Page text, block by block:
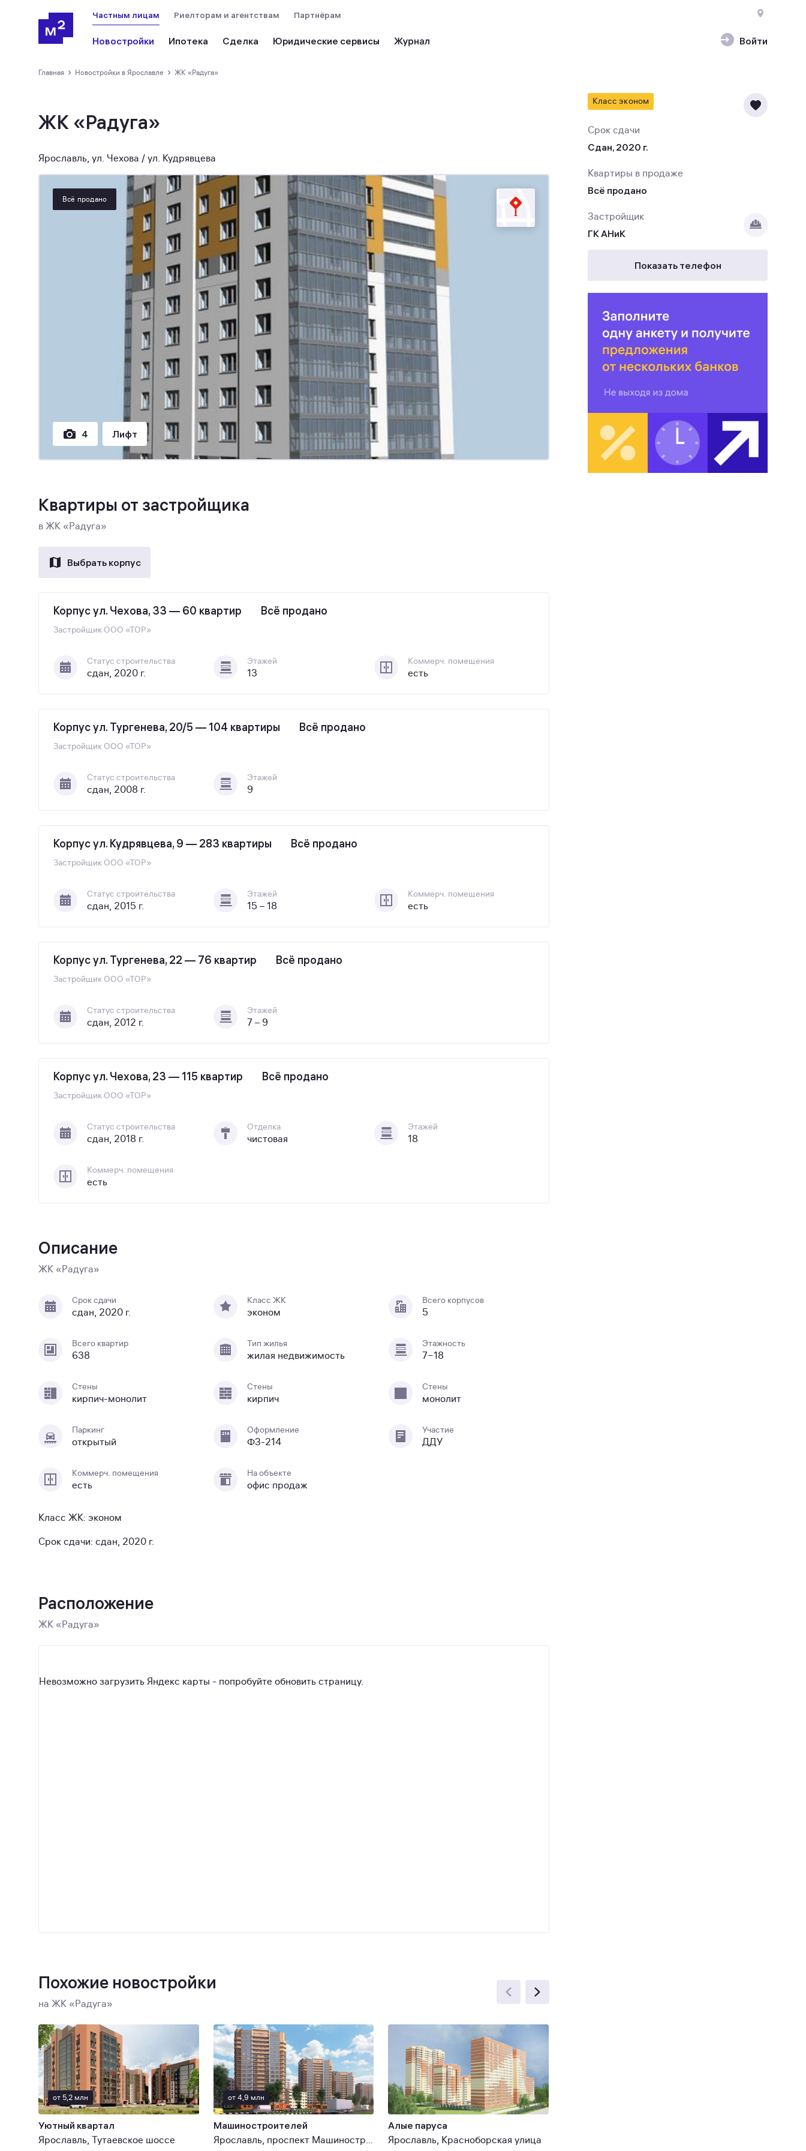
Войти
Частным лицам
Новостройки Ипотека Сделка Юридические сервисы
Риелторам и агентствам Партнёрам
Главная › новостройки в Ярославле › ЖК «Радуга»
ЖК «Радуга»
Ярославль, ул. Чехова / ул. Кудрявцева
Всё продано
4 Лифт
Квартиры от застройщика
в ЖК «Радуга»
Выбрать корпус
Корпус ул. Чехова, 33 — 60 квартир Всё продано
Застройщик ООО «ТОР»
Статус строительства
сдан, 2020 г.
Этажей
13
Коммерч. помещения
есть
Корпус ул. Тургенева, 20/5 — 104 квартиры Всё продано
Застройщик ООО «ТОР»
Статус строительства
сдан, 2008 г.
Этажей
9
Корпус ул. Кудрявцева, 9 — 283 квартиры Всё продано
Застройщик ООО «ТОР»
Статус строительства
сдан, 2015 г.
Этажей
15 – 18
Коммерч. помещения
есть
Корпус ул. Тургенева, 22 — 76 квартир Всё продано
Застройщик ООО «ТОР»
Статус строительства
сдан, 2012 г.
Этажей
7 – 9
Корпус ул. Чехова, 23 — 115 квартир Всё продано
Застройщик ООО «ТОР»
Статус строительства
сдан, 2018 г.
Отделка
чистовая
Этажей
18
Коммерч. помещения
есть
Описание
ЖК «Радуга»
Срок сдачи
сдан, 2020 г.
Класс ЖК
эконом
Всего корпусов
5
Всего квартир
638
Тип жилья
жилая недвижимость
Этажность
7−18
Стены
кирпич-монолит
Стены
кирпич
Стены
монолит
Паркинг
открытый
Оформление
ФЗ-214
Участие
ДДУ
Коммерч. помещения
есть
На объекте
офис продаж
Класс ЖК: эконом
Срок сдачи: сдан, 2020 г.
Расположение
ЖК «Радуга»
Невозможно загрузить Яндекс карты - попробуйте обновить страницу.
Похожие новостройки
на ЖК «Радуга»
от 5,2 млн
Уютный квартал
Ярославль, Тутаевское шоссе
от 4,9 млн
Машиностроителей
Ярославль, проспект Машиностроителей
Алые паруса
Ярославль, Красноборская улица
Класс эконом
Срок сдачи
Сдан, 2020 г.
Квартиры в продаже
Всё продано
Застройщик
ГК АНиК
Показать телефон